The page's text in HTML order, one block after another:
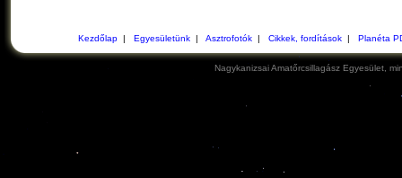
Kezdőlap| Egyesületünk| Asztrofotók| Cikkek, fordítások| Planéta
Nagykanizsai Amatőrcsillagász Egyesület,